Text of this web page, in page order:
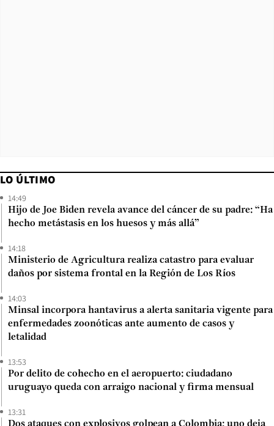
LO ÚLTIMO
14:49
Hijo de Joe Biden revela avance del cáncer de su padre: “Ha
hecho metástasis en los huesos y más allá”
14:18
Ministerio de Agricultura realiza catastro para evaluar
daños por sistema frontal en la Región de Los Ríos
14:03
Minsal incorpora hantavirus a alerta sanitaria vigente para
enfermedades zoonóticas ante aumento de casos y
letalidad
13:53
Por delito de cohecho en el aeropuerto: ciudadano
uruguayo queda con arraigo nacional y firma mensual
13:31